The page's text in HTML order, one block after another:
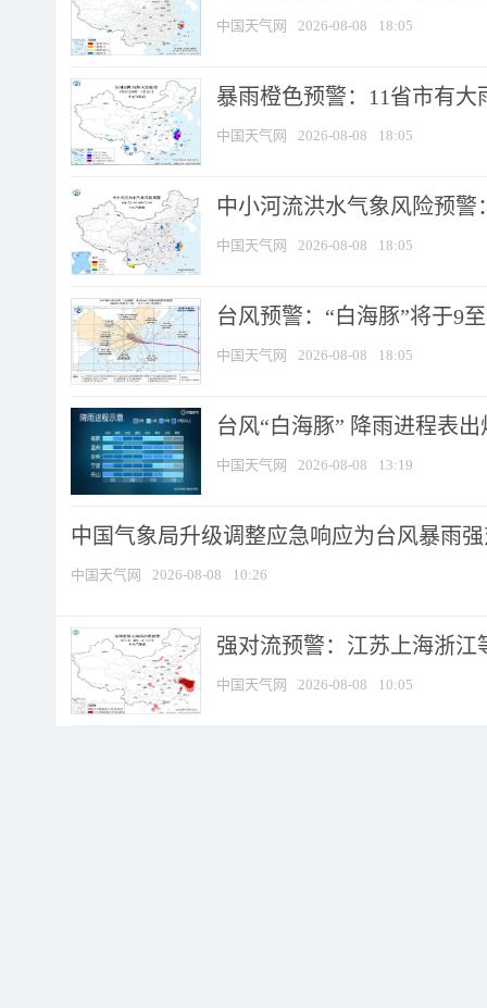
中国天气网 2026-08-08 18:05
暴雨橙色预警：11省市有
中国天气网 2026-08-08 18:05
中小河流洪水气象风险预
中国天气网 2026-08-08 18:05
台风预警：“白海豚”将于9
中国天气网 2026-08-08 18:05
台风“白海豚” 降雨进程表
中国天气网 2026-08-08 13:19
中国气象局升级调整应急响应为台风暴雨
中国天气网 2026-08-08 10:26
强对流预警：江苏上海浙江
中国天气网 2026-08-08 10:05